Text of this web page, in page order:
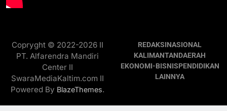
Copryght © 2022-2026 II
PT. Alfarendra Mandiri
Center II
SwaraMediaKaltim.com II
Powered By BlazeThemes.
REDAKSINASIONAL
KALIMANTANDAERAH
EKONOMI-BISNISPENDIDIKAN
LAINNYA